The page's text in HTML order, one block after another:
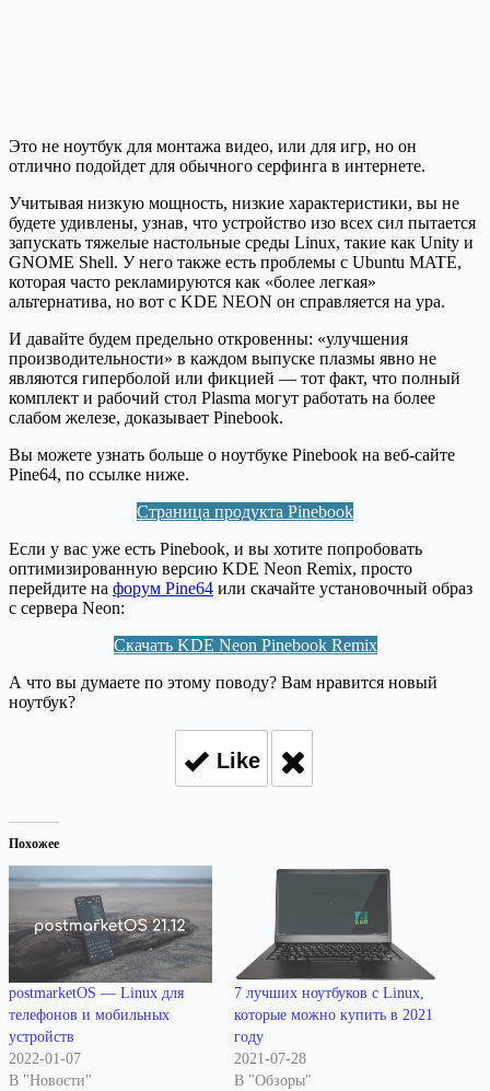
Это не ноутбук для монтажа видео, или для игр, но он
отлично подойдет для обычного серфинга в интернете.
Учитывая низкую мощность, низкие характеристики, вы не
будете удивлены, узнав, что устройство изо всех сил пытается
запускать тяжелые настольные среды Linux, такие как Unity и
GNOME Shell. У него также есть проблемы с Ubuntu MATE,
которая часто рекламируются как «более легкая»
альтернатива, но вот с KDE NEON он справляется на ура.
И давайте будем предельно откровенны: «улучшения
производительности» в каждом выпуске плазмы явно не
являются гиперболой или фикцией — тот факт, что полный
комплект и рабочий стол Plasma могут работать на более
слабом железе, доказывает Pinebook.
Вы можете узнать больше о ноутбуке Pinebook на веб-сайте
Pine64, по ссылке ниже.
Страница продукта Pinebook
Если у вас уже есть Pinebook, и вы хотите попробовать
оптимизированную версию KDE Neon Remix, просто
перейдите на форум Pine64 или скачайте установочный образ
с сервера Neon:
Скачать KDE Neon Pinebook Remix
А что вы думаете по этому поводу? Вам нравится новый
ноутбук?
Like
Похожее
postmarketOS — Linux для
телефонов и мобильных
устройств
2022-01-07
В "Новости"
7 лучших ноутбуков с Linux,
которые можно купить в 2021
году
2021-07-28
В "Обзоры"